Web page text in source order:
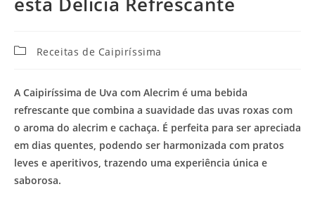
CategoriaReceitas de Caipiríssima
A Caipiríssima de Uva com Alecrim é uma bebida
refrescante que combina a suavidade das uvas roxas com
o aroma do alecrim e cachaça. É perfeita para ser apreciada
em dias quentes, podendo ser harmonizada com pratos
leves e aperitivos, trazendo uma experiência única e
saborosa.